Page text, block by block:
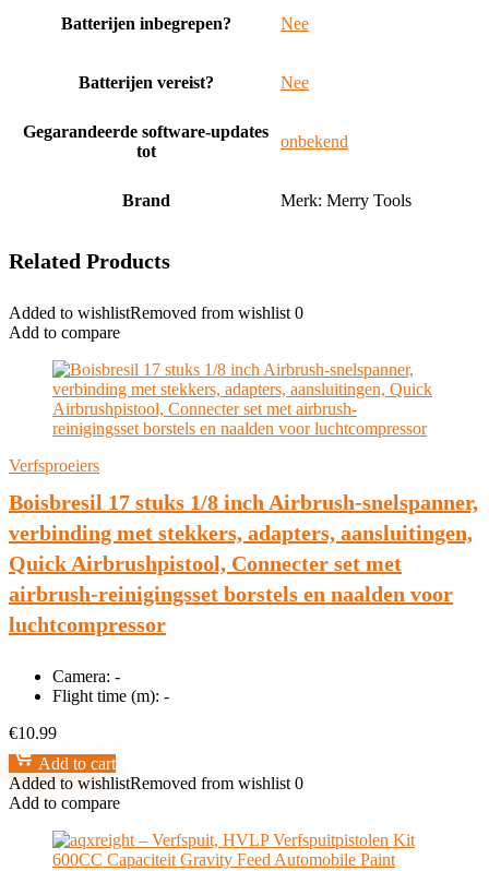
Batterijen inbegrepen? ‎Nee
Batterijen vereist? ‎Nee
Gegarandeerde software-updates
tot
‎onbekend
Brand Merk: Merry Tools
Related Products
Added to wishlistRemoved from wishlist 0
Add to compare
Verfsproeiers
Boisbresil 17 stuks 1/8 inch Airbrush-snelspanner,
verbinding met stekkers, adapters, aansluitingen,
Quick Airbrushpistool, Connecter set met
airbrush-reinigingsset borstels en naalden voor
luchtcompressor
Camera: -
Flight time (m): -
€10.99
Add to cart
Added to wishlistRemoved from wishlist 0
Add to compare